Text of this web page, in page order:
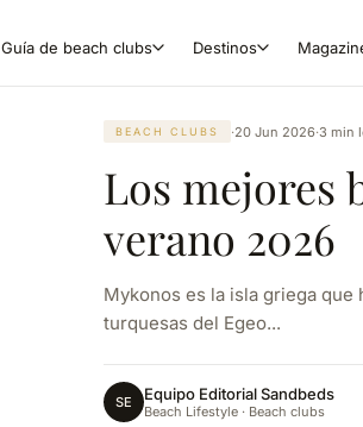
Guía de beach clubs Destinos
BEACH CLUBS ·20 Jun 2026·3 min
Los mejores
verano 2026
Mykonos es la isla griega
turquesas del Egeo...
SE Equipo Editorial Sandbeds
Beach Lifestyle · Beach clubs